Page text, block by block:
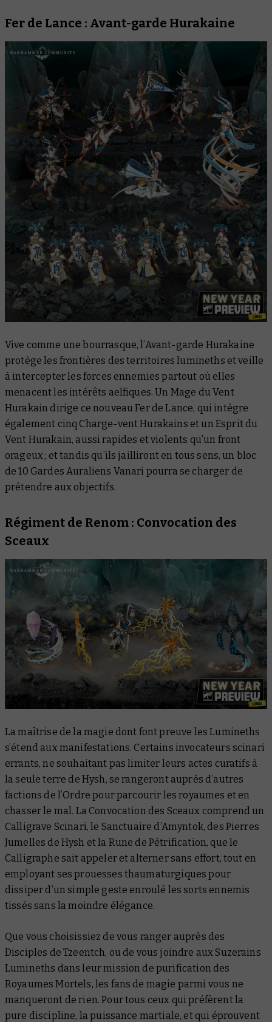
Fer de Lance : Avant-garde Hurakaine
Vive comme une bourrasque, l’Avant-garde Hurakaine
protège les frontières des territoires lumineths et veille
à intercepter les forces ennemies partout où elles
menacent les intérêts aelfiques. Un Mage du Vent
Hurakain dirige ce nouveau Fer de Lance, qui intègre
également cinq Charge-vent Hurakains et un Esprit du
Vent Hurakain, aussi rapides et violents qu’un front
orageux ; et tandis qu’ils jailliront en tous sens, un bloc
de 10 Gardes Auraliens Vanari pourra se charger de
prétendre aux objectifs.
Régiment de Renom : Convocation des
Sceaux
La maîtrise de la magie dont font preuve les Lumineths
s’étend aux manifestations. Certains invocateurs scinari
errants, ne souhaitant pas limiter leurs actes curatifs à
la seule terre de Hysh, se rangeront auprès d’autres
factions de l’Ordre pour parcourir les royaumes et en
chasser le mal. La Convocation des Sceaux comprend un
Calligrave Scinari, le Sanctuaire d’Amyntok, des Pierres
Jumelles de Hysh et la Rune de Pétrification, que le
Calligraphe sait appeler et alterner sans effort, tout en
employant ses prouesses thaumaturgiques pour
dissiper d’un simple geste enroulé les sorts ennemis
tissés sans la moindre élégance.
Que vous choisissiez de vous ranger auprès des
Disciples de Tzeentch, ou de vous joindre aux Suzerains
Lumineths dans leur mission de purification des
Royaumes Mortels, les fans de magie parmi vous ne
manqueront de rien. Pour tous ceux qui préfèrent la
pure discipline, la puissance martiale, et qui éprouvent